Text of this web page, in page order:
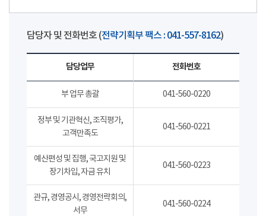
담당자 및 전화번호 (전략기획부 팩스 : 041-557-8162)
담당업무 전화번호
부 업무 총괄 041-560-0220
정부 및 기관혁신, 조직평가,
고객만족도
041-560-0221
예산편성 및 집행, 국고지원 및
장기차입, 자금 유치
041-560-0223
관규, 경영공시, 경영전략회의,
서무
041-560-0224